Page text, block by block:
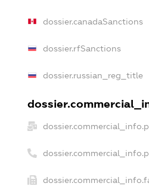
dossier.canadaSanctions
dossier.rfSanctions
dossier.russian_reg_title